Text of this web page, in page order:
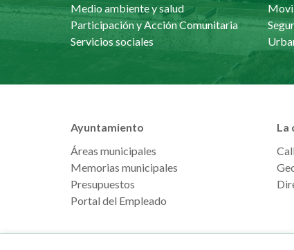
Medio ambiente y salud
Participación y Acción Comunitaria
Servicios sociales
Ayuntamiento
Áreas municipales
Memorias municipales
Presupuestos
Portal del Empleado
La